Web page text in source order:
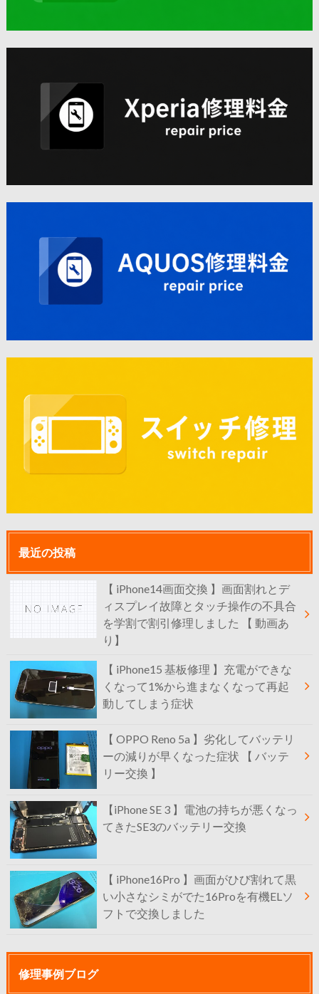
最近の投稿
【 iPhone14画面交換 】画面割れとデ
ィスプレイ故障とタッチ操作の不具合
を学割で割引修理しました 【 動画あ
り】
【 iPhone15 基板修理 】充電ができな
くなって1%から進まなくなって再起
動してしまう症状
【 OPPO Reno 5a 】劣化してバッテリ
ーの減りが早くなった症状 【 バッテ
リー交換 】
【iPhone SE 3 】電池の持ちが悪くなっ
てきたSE3のバッテリー交換
【 iPhone16Pro 】画面がひび割れて黒
い小さなシミがでた16Proを有機ELソ
フトで交換しました
修理事例ブログ